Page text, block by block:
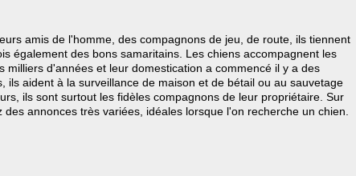
amis de l'homme, des compagnons de jeu, de route, ils tiennent
également des bons samaritains. Les chiens accompagnent les
milliers d'années et leur domestication a commencé il y a des
ils aident à la surveillance de maison et de bétail ou au sauvetage
ils sont surtout les fidèles compagnons de leur propriétaire. Sur
annonces très variées, idéales lorsque l'on recherche un chien.